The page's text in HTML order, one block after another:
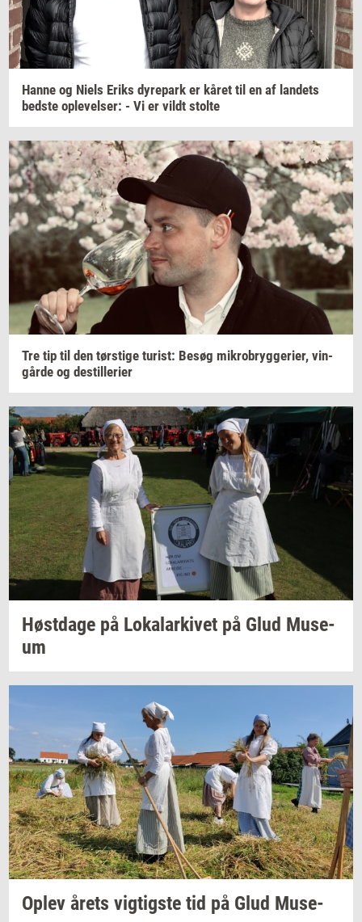
Hanne og Niels Eriks dy­re­park er kåret til en af lan­dets
bed­ste op­le­vel­ser: - Vi er vildt stol­te
Tre tip til den tørsti­ge turist: Besøg mi­kro­bryg­ge­ri­er, vin­
går­de og destil­le­ri­er
Høst­da­ge på Lo­ka­lar­ki­vet på Glud Mu­se­
um
Oplev årets vig­tig­ste tid på Glud Mu­se­